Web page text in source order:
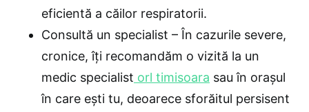
eficientă a căilor respiratorii.
Consultă un specialist – În cazurile severe,
cronice, îți recomandăm o vizită la un
medic specialist orl timisoara sau în orașul
în care ești tu, deoarece sforăitul persisent